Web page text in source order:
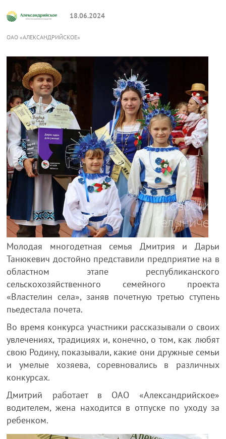
18.06.2024
ОАО «АЛЕКСАНДРИЙСКОЕ»
Молодая многодетная семья Дмитрия и Дарьи
Танюкевич достойно представили предприятие на в
областном этапе республиканского
сельскохозяйственного семейного проекта
«Властелин села», заняв почетную третью ступень
пьедестала почета.
Во время конкурса участники рассказывали о своих
увлечениях, традициях и, конечно, о том, как любят
свою Родину, показывали, какие они дружные семьи
и умелые хозяева, соревновались в различных
конкурсах.
Дмитрий работает в ОАО «Александрийское»
водителем, жена находится в отпуске по уходу за
ребенком.